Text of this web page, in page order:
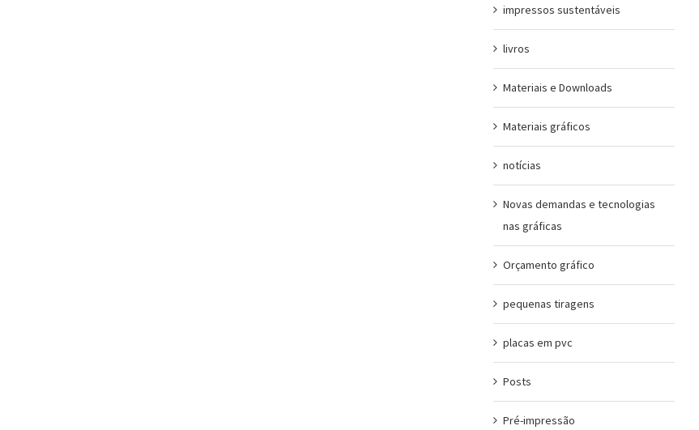
impressos sustentáveis
livros
Materiais e Downloads
Materiais gráficos
notícias
Novas demandas e tecnologias
nas gráficas
Orçamento gráfico
pequenas tiragens
placas em pvc
Posts
Pré-impressão